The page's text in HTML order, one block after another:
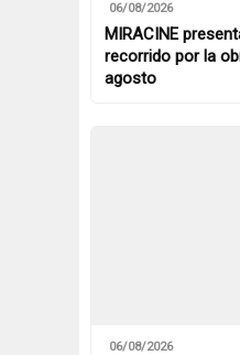
06/08/2026
MIRACINE
recorrido por la
agosto
06/08/2026